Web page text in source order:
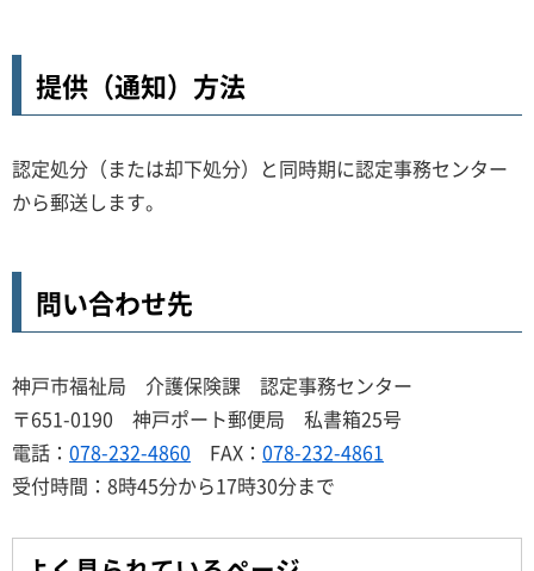
提供（通知）方法
認定処分（または却下処分）と同時期に認定事務センター
から郵送します。
問い合わせ先
神戸市福祉局 介護保険課 認定事務センター
〒651-0190 神戸ポート郵便局 私書箱25号
電話： 078-232-4860 FAX： 078-232-4861
受付時間：8時45分から17時30分まで